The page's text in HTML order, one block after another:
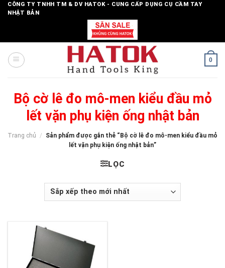
SkipCÔNG TY TNHH TM & DV HATOK - CUNG CẤP DỤNG CỤ CẦM TAY
NHẬT BẢN
0
Bộ cờ lê đo mô-men kiểu đầu mỏ
lết vặn phụ kiện ống nhật bản
Trang chủ /
Sản phẩm được gắn thẻ “Bộ cờ lê đo mô-men kiểu đầu mỏ
lết vặn phụ kiện ống nhật bản”
LỌC